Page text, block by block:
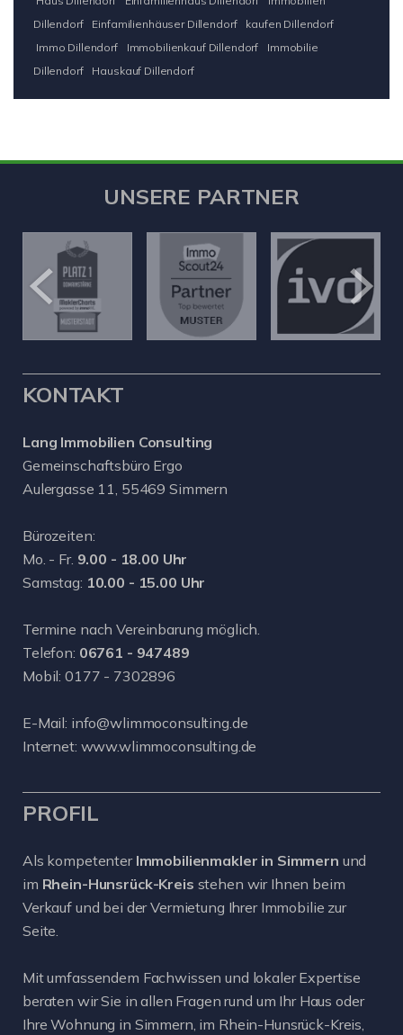
Dillendorf
Einfamilienhäuser Dillendorf
kaufen Dillendorf
Immo Dillendorf
Immobilienkauf Dillendorf
Immobilie
Dillendorf
Hauskauf Dillendorf
UNSERE PARTNER
KONTAKT
Lang Immobilien Consulting
Gemeinschaftsbüro Ergo
Aulergasse 11, 55469 Simmern
Bürozeiten:
Mo. - Fr. 9.00 - 18.00 Uhr
Samstag: 10.00 - 15.00 Uhr
Termine nach Vereinbarung möglich.
Telefon: 06761 - 947489
Mobil: 0177 - 7302896
E-Mail: info@wlimmoconsulting.de
Internet: www.wlimmoconsulting.de
PROFIL
Als kompetenter Immobilienmakler in Simmern und
im Rhein-Hunsrück-Kreis stehen wir Ihnen beim
Verkauf und bei der Vermietung Ihrer Immobilie zur
Seite.
Mit umfassendem Fachwissen und lokaler Expertise
beraten wir Sie in allen Fragen rund um Ihr Haus oder
Ihre Wohnung in Simmern, im Rhein-Hunsrück-Kreis,